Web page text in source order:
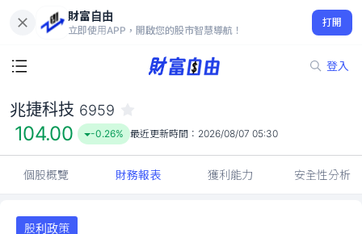
財富自由
立即使用APP，開啟您的股市智慧導航！
打開
登入
104.00
-0.26%
兆捷科技 6959
104.00 -0.26% 最近更新時間： 2026/08/07 05:30
個股概覽 財務報表 獲利能力 安全性分析
股利政策